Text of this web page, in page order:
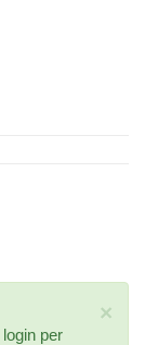
×
login per